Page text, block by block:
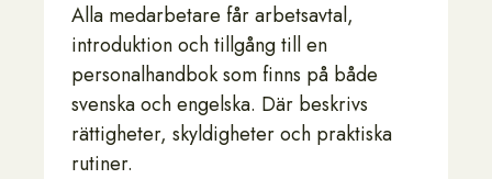
Alla medarbetare får arbetsavtal,
introduktion och tillgång till en
personalhandbok som finns på både
svenska och engelska. Där beskrivs
rättigheter, skyldigheter och praktiska
rutiner.